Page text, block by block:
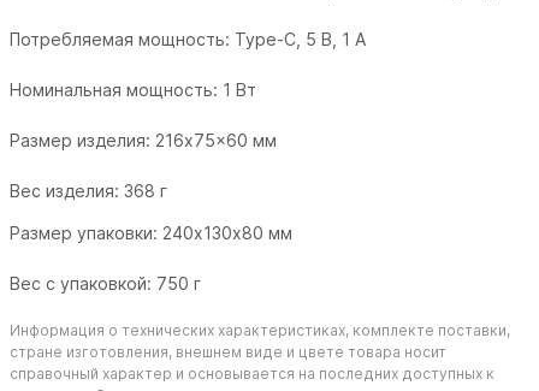
Потребляемая мощность: Type-C, 5 В, 1 А
Номинальная мощность: 1 Вт
Размер изделия: 216x75x60 мм
Вес изделия: 368 г
Размер упаковки: 240х130х80 мм
Вес с упаковкой: 750 г
Информация о технических характеристиках, комплекте поставки,
стране изготовления, внешнем виде и цвете товара носит
справочный характер и основывается на последних доступных к